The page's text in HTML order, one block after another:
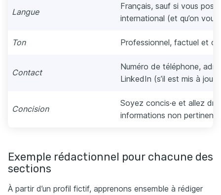
Langue
Français, sauf si vous
international (et qu’on
Ton Professionnel, factuel et
Contact
Numéro de téléphone,
LinkedIn (s’il est mis à jour).
Concision
Soyez concis·e et allez
informations non
Exemple rédactionnel pour chacune des
sections
À partir d’un profil fictif, apprenons ensemble à rédiger